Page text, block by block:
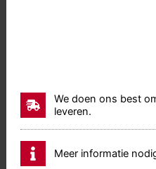
We doen ons best
leveren.
Meer informatie